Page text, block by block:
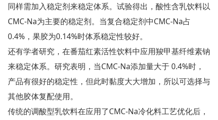
同样需加入稳定剂来稳定体系。试验得出，酸性含乳饮料以
CMC-Na为主要的稳定剂。当复合稳定剂中CMC-Na占
0.4%，果胶为0.14%时体系稳定性较好。
还有学者研究，在番茄红素活性饮料中应用羧甲基纤维素钠
来稳定体系。研究表明，当CMC-Na添加量大于 0.4%时，
产品有很好的稳定性，但此时黏度大大增加，所以可选择与
其他胶体复配使用。
传统的调酸型乳饮料在应用了CMC-Na冷化料工艺优化后，